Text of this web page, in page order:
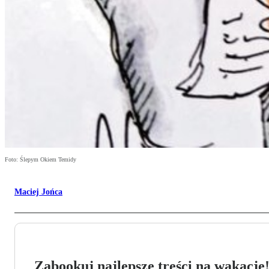
Foto: Ślepym Okiem Temidy
Maciej Jońca